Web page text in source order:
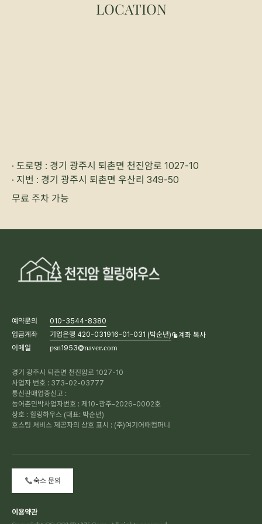
LOCATION
· 도로명 : 경기 광주시 퇴촌면 천진암로 1027-10
· 지번 : 경기 광주시 퇴촌면 우산리 349-50
무료 주차 가능
예약문의
010-3544-8380
입금계좌
기업은행 420-031916-01-031 (박순년)
계좌 복사
이메일
psn1953@naver.com
경기 광주시 퇴촌면 천진암로 1027-10
사업자 번호 : 373-02-03777
통신판매업종신고 :
농어촌민박사업자번호 : 제10-광주-2026-0002호
상호 : 힐링하우스 (대표: 박순년)
호스팅 서비스 제공자의 상호 표시 : (주)여기어때컴퍼니
이용약관
숙소 문의